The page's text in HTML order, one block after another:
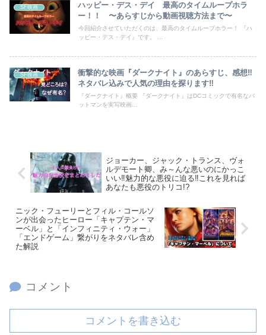
SF映画
ハッピー・デス・デイ 最高のタイムループホラ
ー！！ 〜あらすじから動画視聴方法まで〜
今回紹介させていただくのは、最高のタイムループホラー！ 『ハ
ッピー・デス・デイ』です。 ...
SF映画
衝撃的な映画『ダークナイト』のあらすじ、感想‼
ネタバレ込みで人気の理由を探ります‼
『ダークナイト』概要 『ダークナイト』はDCコミックで有名なバ
ットマンを実写映画...
ジョーカー、ジャック・トランス、ヴォ
ルデモート卿、み～んな悪いのにかっこ
いい‼魅力的な悪役に迫る‼これを見れば
あなたも悪役のトリコ!?
ニック・フューリーとフィル・コールソ
ンが出会ったヒーロー「キャプテン・マ
ーベル」と「インフィニティ・ウォー」
「エンドゲーム」繋がりをネタバレ含め
た解説
コメント
コメントを書き込む